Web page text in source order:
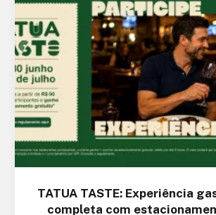
TATUA TASTE: Experiência
completa com